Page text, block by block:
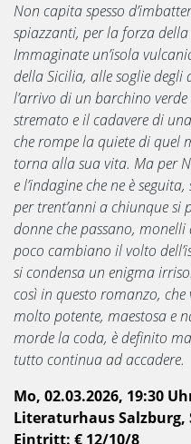
Non capita spesso
spiazzanti, per la forza
Immaginate un’isola
della Sicilia, alle soglie degli
l’arrivo di un barchino
stremato e il cadavere di
che rompe la quiete di quel
torna alla sua vita. Ma per
e l’indagine che ne è
per trent’anni a chiunque
donne che passano,
poco cambiano il volto
si condensa un enigma
così in questo romanzo,
molto potente, maestosa e
morde la coda, è definito
tutto continua ad accadere.
Mo, 02.03.2026, 19:30
Literaturhaus Salzburg,
Eintritt: € 12/10/8